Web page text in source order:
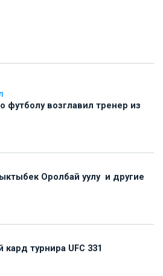
футболу возглавил тренер из
Оролбай уулу и другие
турнира UFC 331